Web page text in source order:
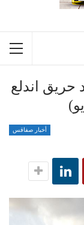
حريق اندلع
أخبار صفاقس